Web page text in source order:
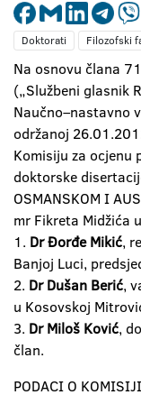
Doktorati Filozofski
Na osnovu člana
(„Službeni glasnik
Naučno–nastavno
održanoj
Komisiju za ocjenu
doktorske
OSMANSKOM I
mr Fikreta Midžića
1. Dr Đorđe Mikić,
Banjoj Luci,
2. Dr Dušan Berić,
u Kosovskoj
3. Dr Miloš Ković,
član.
PODACI O KOMISIJI